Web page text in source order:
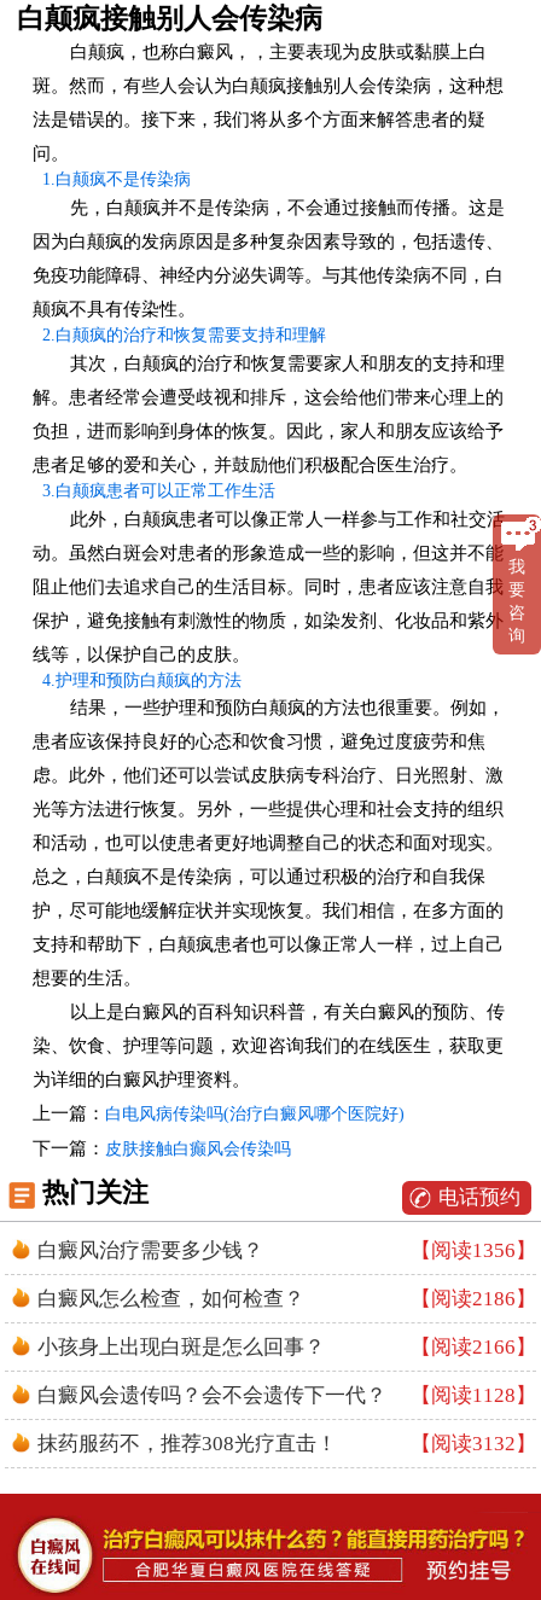
白颠疯接触别人会传染病
白颠疯，也称白癜风，，主要表现为皮肤或黏膜上白
斑。然而，有些人会认为白颠疯接触别人会传染病，这种想
法是错误的。接下来，我们将从多个方面来解答患者的疑
问。
1.白颠疯不是传染病
先，白颠疯并不是传染病，不会通过接触而传播。这是
因为白颠疯的发病原因是多种复杂因素导致的，包括遗传、
免疫功能障碍、神经内分泌失调等。与其他传染病不同，白
颠疯不具有传染性。
2.白颠疯的治疗和恢复需要支持和理解
其次，白颠疯的治疗和恢复需要家人和朋友的支持和理
解。患者经常会遭受歧视和排斥，这会给他们带来心理上的
负担，进而影响到身体的恢复。因此，家人和朋友应该给予
患者足够的爱和关心，并鼓励他们积极配合医生治疗。
3.白颠疯患者可以正常工作生活
此外，白颠疯患者可以像正常人一样参与工作和社交活
动。虽然白斑会对患者的形象造成一些的影响，但这并不能
阻止他们去追求自己的生活目标。同时，患者应该注意自我
保护，避免接触有刺激性的物质，如染发剂、化妆品和紫外
线等，以保护自己的皮肤。
4.护理和预防白颠疯的方法
结果，一些护理和预防白颠疯的方法也很重要。例如，
患者应该保持良好的心态和饮食习惯，避免过度疲劳和焦
虑。此外，他们还可以尝试皮肤病专科治疗、日光照射、激
光等方法进行恢复。另外，一些提供心理和社会支持的组织
和活动，也可以使患者更好地调整自己的状态和面对现实。
总之，白颠疯不是传染病，可以通过积极的治疗和自我保
护，尽可能地缓解症状并实现恢复。我们相信，在多方面的
支持和帮助下，白颠疯患者也可以像正常人一样，过上自己
想要的生活。
以上是白癜风的百科知识科普，有关白癜风的预防、传
染、饮食、护理等问题，欢迎咨询我们的在线医生，获取更
为详细的白癜风护理资料。
上一篇： 白电风病传染吗(治疗白癜风哪个医院好)
下一篇： 皮肤接触白癫风会传染吗
热门关注 电话预约
白癜风治疗需要多少钱？ 【阅读1356】
白癜风怎么检查，如何检查？ 【阅读2186】
小孩身上出现白斑是怎么回事？ 【阅读2166】
白癜风会遗传吗？会不会遗传下一代？ 【阅读1128】
抹药服药不，推荐308光疗直击！ 【阅读3132】
我
要
咨
询